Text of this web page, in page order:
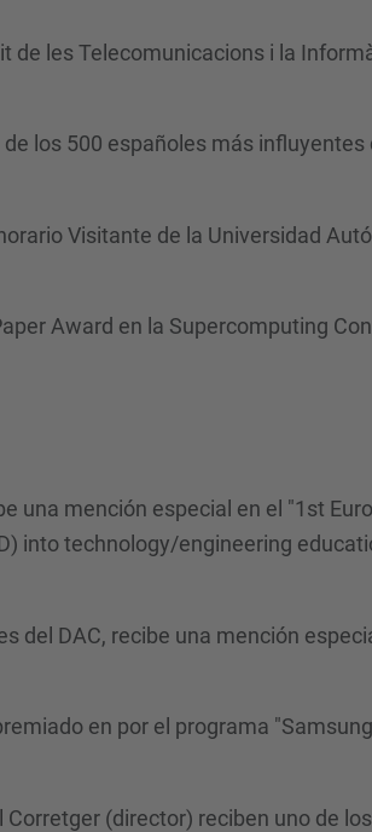
de les Telecomunicacions i la
los 500 españoles más influyentes
Visitante de la Universidad
Award en la Supercomputing
una mención especial en el "1st
into technology/engineering
del DAC, recibe una mención
en por el programa
(director) reciben uno de